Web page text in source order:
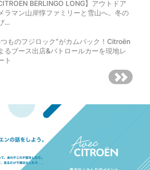
CITROEN BERLINGO LONG】アウトドア
ラマン山岸惇ファミリーと雪山へ。冬の
…
ものフジロック”がカムバック！Citroën
るブース出店&パトロールカーを現地レ
ト